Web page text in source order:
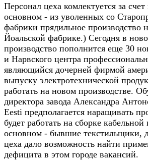
Персонал цеха комлектуется за
основном - из уволенных со
фабрики прядильное производство
Йоальской фабрике.) Сегодня в
производство пополнится еще 30
и Нарвского центра
являющийся дочерней фирмой
выпуску электротехнической
работать на новом производстве.
директора завода Александра
Eesti предполагается наращивать
будет работать на сборке
основном - бывшие текстильщики,
цеха дало возможность найти
дефицита в этом городе вакансий.